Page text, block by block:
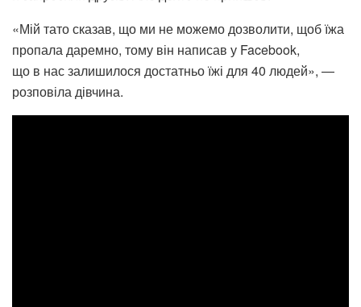
«Мій тато сказав, що ми не можемо дозволити, щоб їжа
пропала даремно, тому він написав у Facebook,
що в нас залишилося достатньо їжі для 40 людей», —
розповіла дівчина.